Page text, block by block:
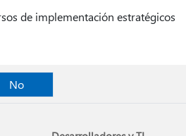
de implementación estratégicos
No